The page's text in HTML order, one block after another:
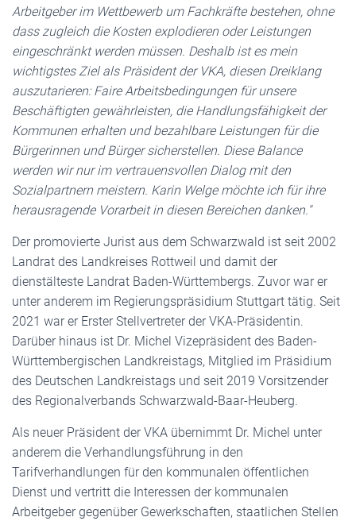
Arbeitgeber im Wettbewerb um Fachkräfte bestehen, ohne
dass zugleich die Kosten explodieren oder Leistungen
eingeschränkt werden müssen. Deshalb ist es mein
wichtigstes Ziel als Präsident der VKA, diesen Dreiklang
auszutarieren: Faire Arbeitsbedingungen für unsere
Beschäftigten gewährleisten, die Handlungsfähigkeit der
Kommunen erhalten und bezahlbare Leistungen für die
Bürgerinnen und Bürger sicherstellen. Diese Balance
werden wir nur im vertrauensvollen Dialog mit den
Sozialpartnern meistern. Karin Welge möchte ich für ihre
herausragende Vorarbeit in diesen Bereichen danken."
Der promovierte Jurist aus dem Schwarzwald ist seit 2002
Landrat des Landkreises Rottweil und damit der
dienstälteste Landrat Baden-Württembergs. Zuvor war er
unter anderem im Regierungspräsidium Stuttgart tätig. Seit
2021 war er Erster Stellvertreter der VKA-Präsidentin.
Darüber hinaus ist Dr. Michel Vizepräsident des Baden-
Württembergischen Landkreistags, Mitglied im Präsidium
des Deutschen Landkreistags und seit 2019 Vorsitzender
des Regionalverbands Schwarzwald-Baar-Heuberg.
Als neuer Präsident der VKA übernimmt Dr. Michel unter
anderem die Verhandlungsführung in den
Tarifverhandlungen für den kommunalen öffentlichen
Dienst und vertritt die Interessen der kommunalen
Arbeitgeber gegenüber Gewerkschaften, staatlichen Stellen